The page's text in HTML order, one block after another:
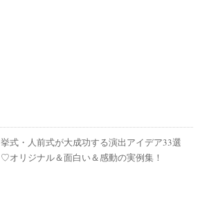
挙式・人前式が大成功する演出アイデア33選
♡オリジナル＆面白い＆感動の実例集！